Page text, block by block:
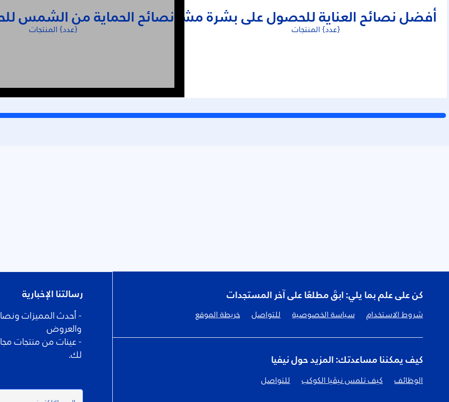
أفضل نصائح العناية للحصول على بشرة مشرقة
{عدد} المنتجات
نصائح الحماية من الشمس
{عدد} المنتجات
كن على علم بما يلي: ابقَ مطلعًا على آخر المستجدات
شروط الاستخدام سياسة الخصوصية للتواصل خريطة الموقع
كيف يمكننا مساعدتك: المزيد حول نيفيا
الوظائف كيف تلمس نيڤيا الكوكب للتواصل
رسالتنا الإخبارية
- أحدث المميزات
والعروض
- عينات من منتجات
لك.